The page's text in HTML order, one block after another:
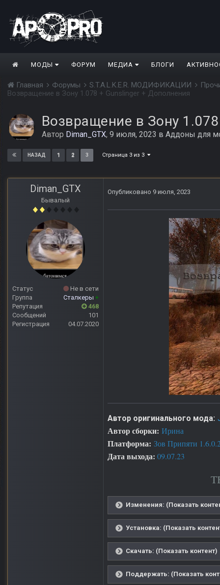
МОДЫ ФОРУМ МЕДИА БЛОГИ
Главная Форумы S.T.A.L.K.E.R. МОДИФИКАЦИИ
Возвращение в Зону 1.078 + Gunslinger + Дополнения
Возвращение в Зону
Автор Diman_GTX, 9 июля, 2023 в Аддоны для
НАЗАД 1 2 3 Страница 3 из 3
Diman_GTX
Бывалый
Статус
Не в сети
Группа
Сталкеры +
Репутация
468
Сообщений
101
Регистрация
04.07.2020
Опубликовано 9 июля, 2023
Автор оригинального мода:
Автор сборки: Ирина
Платформа: Зов Припяти
Дата выхода: 09.07.23
Изменения: (Показать
Установка: (Показать
Скачать: (Показать контент)
Поддержать: (Показать